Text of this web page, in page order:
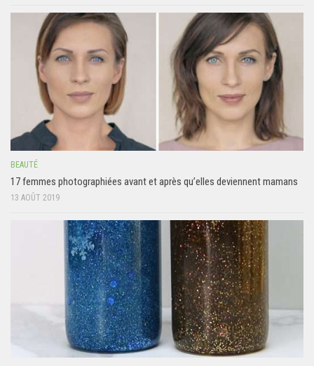
BEAUTÉ
17 femmes photographiées avant et après qu’elles deviennent mamans
13 AOÛT 2019